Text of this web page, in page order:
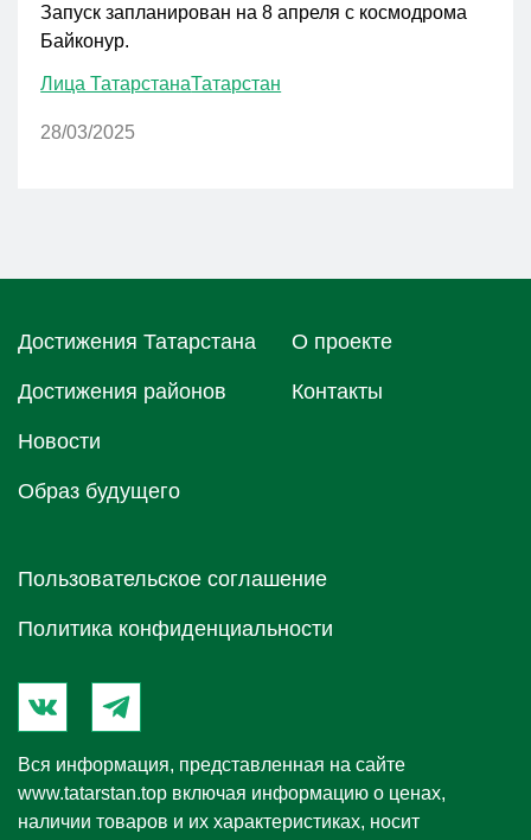
Запуск запланирован на 8 апреля с космодрома
Байконур.
Лица ТатарстанаТатарстан
28/03/2025
Достижения Татарстана
Достижения районов
Новости
Образ будущего
О проектe
Контакты
Пользовательское соглашение
Политика конфиденциальности
Вся информация, представленная на сайте
www.tatarstan.top включая информацию о ценах,
наличии товаров и их характеристиках, носит